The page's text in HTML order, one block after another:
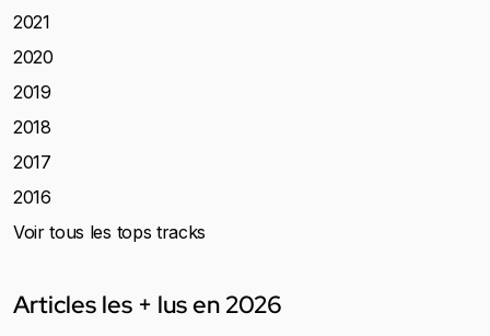
2021
2020
2019
2018
2017
2016
Voir tous les tops tracks
Articles les + lus en 2026